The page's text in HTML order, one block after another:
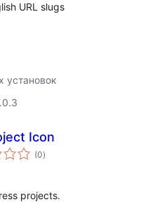
URL slugs
установок
Icon
(0общий
рейтинг
)
projects.